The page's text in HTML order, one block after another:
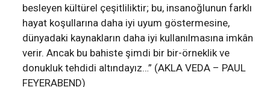
besleyen kültürel çeşitliliktir; bu, insanoğlunun farklı
hayat koşullarına daha iyi uyum göstermesine,
dünyadaki kaynakların daha iyi kullanılmasına imkân
verir. Ancak bu bahiste şimdi bir bir-örneklik ve
donukluk tehdidi altındayız…” (AKLA VEDA – PAUL
FEYERABEND)